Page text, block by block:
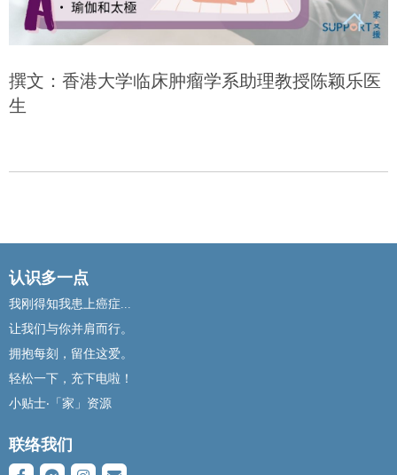
撰文：香港大学临床肿瘤学系助理教授陈颖乐医
生
认识多一点
我刚得知我患上癌症...
让我们与你并肩而行。
拥抱每刻，留住这爱。
轻松一下，充下电啦！
小贴士‧「家」资源
联络我们